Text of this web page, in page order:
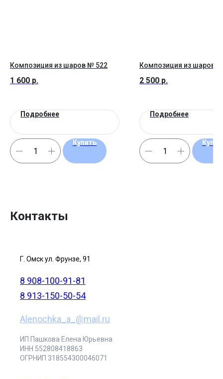
Композиция из шаров № 522
1 600 р.
Подробнее
Купить
Композиция из шаров
2 500 р.
Подробнее
Контакты
Г. Омск ул. Фрунзе, 91
8 908-100-91-81
8 913-150-50-54
Alenochka_a_@mail.ru
ИП Пашкова Елена Юрьевна
ИНН 552808418863
ОГРНИП 318554300046071